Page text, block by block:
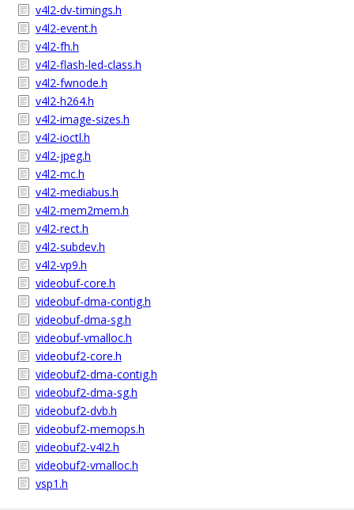
v4l2-dv-timings.h
v4l2-event.h
v4l2-fh.h
v4l2-flash-led-class.h
v4l2-fwnode.h
v4l2-h264.h
v4l2-image-sizes.h
v4l2-ioctl.h
v4l2-jpeg.h
v4l2-mc.h
v4l2-mediabus.h
v4l2-mem2mem.h
v4l2-rect.h
v4l2-subdev.h
v4l2-vp9.h
videobuf-core.h
videobuf-dma-contig.h
videobuf-dma-sg.h
videobuf-vmalloc.h
videobuf2-core.h
videobuf2-dma-contig.h
videobuf2-dma-sg.h
videobuf2-dvb.h
videobuf2-memops.h
videobuf2-v4l2.h
videobuf2-vmalloc.h
vsp1.h